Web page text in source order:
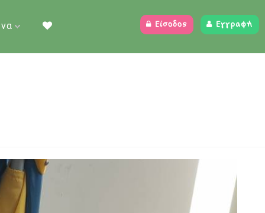
Είσοδος Εγγραφή